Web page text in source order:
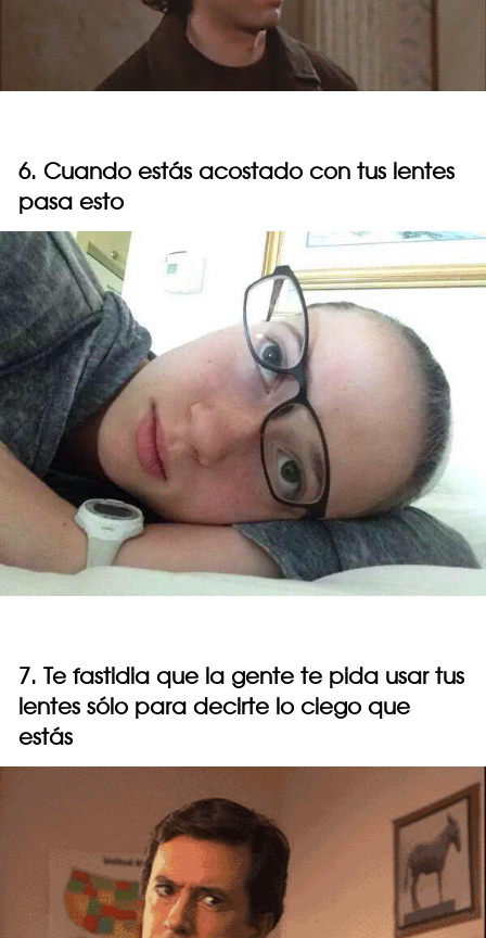
6. Cuando estás acostado con tus lentes
pasa esto
7. Te fastidia que la gente te pida usar tus
lentes sólo para decirte lo ciego que
estás